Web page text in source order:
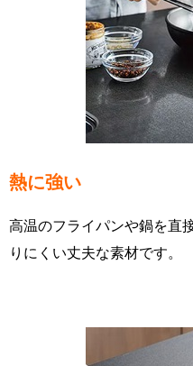
熱に強い
高温のフライパンや鍋を直
りにくい丈夫な素材です。